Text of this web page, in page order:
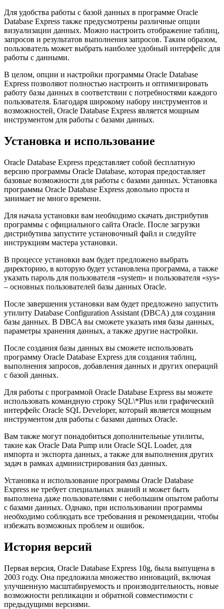
Для удобства работы с базой данных в программе Oracle
Database Express также предусмотрены различные опции
визуализации данных. Можно настроить отображение таблиц,
запросов и результатов выполнения запросов. Таким образом,
пользователь может выбрать наиболее удобный интерфейс для
работы с данными.
В целом, опции и настройки программы Oracle Database
Express позволяют полностью настроить и оптимизировать
работу базы данных в соответствии с потребностями каждого
пользователя. Благодаря широкому набору инструментов и
возможностей, Oracle Database Express является мощным
инструментом для работы с базами данных.
Установка и использование
Oracle Database Express представляет собой бесплатную
версию программы Oracle Database, которая предоставляет
базовые возможности для работы с базами данных. Установка
программы Oracle Database Express довольно проста и
занимает не много времени.
Для начала установки вам необходимо скачать дистрибутив
программы с официального сайта Oracle. После загрузки
дистрибутива запустите установочный файл и следуйте
инструкциям мастера установки.
В процессе установки вам будет предложено выбрать
директорию, в которую будет установлена программа, а также
указать пароль для пользователя «system» и пользователя «sys»
– основных пользователей базы данных Oracle.
После завершения установки вам будет предложено запустить
утилиту Database Configuration Assistant (DBCA) для создания
базы данных. В DBCA вы сможете указать имя базы данных,
параметры хранения данных, а также другие настройки.
После создания базы данных вы сможете использовать
программу Oracle Database Express для создания таблиц,
выполнения запросов, добавления данных и других операций
с базой данных.
Для работы с программой Oracle Database Express вы можете
использовать командную строку SQL\*Plus или графический
интерфейс Oracle SQL Developer, который является мощным
инструментом для работы с базами данных Oracle.
Вам также могут понадобиться дополнительные утилиты,
такие как Oracle Data Pump или Oracle SQL Loader, для
импорта и экспорта данных, а также для выполнения других
задач в рамках администрирования баз данных.
Установка и использование программы Oracle Database
Express не требует специальных знаний и может быть
выполнена даже пользователями с небольшим опытом работы
с базами данных. Однако, при использовании программы
необходимо соблюдать все требования и рекомендации, чтобы
избежать возможных проблем и ошибок.
История версий
Первая версия, Oracle Database Express 10g, была выпущена в
2003 году. Она предложила множество инноваций, включая
улучшенную масштабируемость и производительность, новые
возможности репликации и обратной совместимости с
предыдущими версиями.